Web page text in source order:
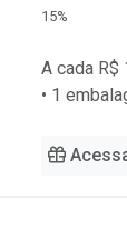
15%
A cada
• 1